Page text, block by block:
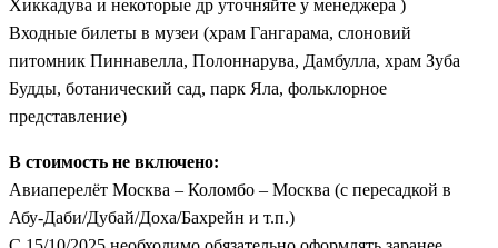
Хиккадува и некоторые др уточняйте у менеджера )
Входные билеты в музеи (храм Гангарама, слоновий
питомник Пиннавелла, Полоннарува, Дамбулла, храм Зуба
Будды, ботанический сад, парк Яла, фольклорное
представление)
В стоимость не включено:
Авиаперелёт Москва – Коломбо – Москва (с пересадкой в
Абу-Даби/Дубай/Доха/Бахрейн и т.п.)